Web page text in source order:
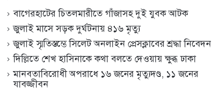
বাগেরহাটের চিতলমারীতে গাঁজাসহ দুই যুবক আটক
জুলাই মাসে সড়ক দুর্ঘটনায় ৪১৬ মৃত্যু
জুলাই স্মৃতিস্তম্ভে সিলেট অনলাইন প্রেসক্লাবের শ্রদ্ধা নিবেদন
দিল্লিতে শেখ হাসিনাকে কথা বলতে দেওয়ায় ক্ষুব্ধ ঢাকা
মানবতাবিরোধী অপরাধে ১৬ জনের মৃত্যুদণ্ড, ১১ জনের
যাবজ্জীবন